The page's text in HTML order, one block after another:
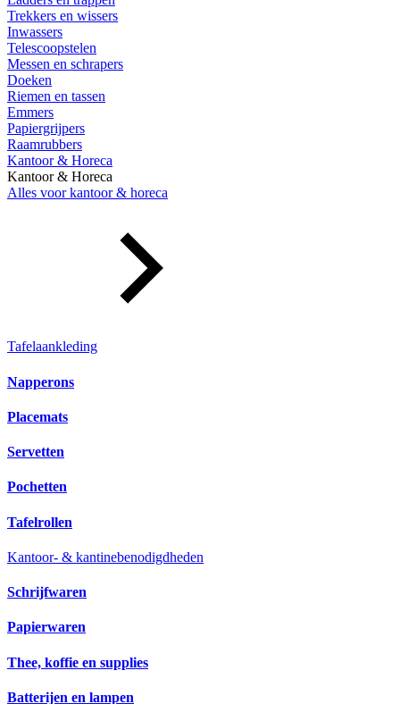
Trekkers en wissers
Inwassers
Telescoopstelen
Messen en schrapers
Doeken
Riemen en tassen
Emmers
Papiergrijpers
Raamrubbers
Kantoor & Horeca
Kantoor & Horeca
Alles voor kantoor & horeca
Tafelaankleding
Napperons
Placemats
Servetten
Pochetten
Tafelrollen
Kantoor- & kantinebenodigdheden
Schrijfwaren
Papierwaren
Thee, koffie en supplies
Batterijen en lampen